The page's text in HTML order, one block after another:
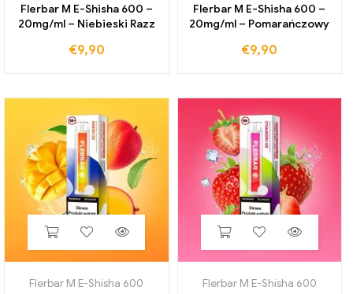
Flerbar M E-Shisha 600 –
20mg/ml – Niebieski Razz
€9,90
Flerbar M E-Shisha 600 –
20mg/ml – Pomarańczowy
€9,90
Flerbar M E-Shisha 600
Flerbar M E-Shisha 600